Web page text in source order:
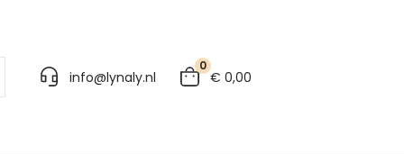
info@lynaly.nl
0
€ 0,00